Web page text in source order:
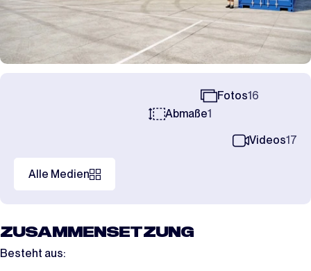
Fotos16
Abmaße1
Videos17
Alle Medien
ZUSAMMENSETZUNG
Besteht aus: